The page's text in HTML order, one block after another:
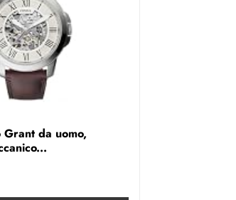
Grant da uomo,